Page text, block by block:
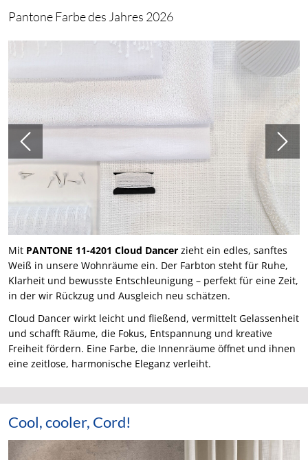
Pantone Farbe des Jahres 2026
Mit PANTONE 11-4201 Cloud Dancer zieht ein edles, sanftes
Weiß in unsere Wohnräume ein. Der Farbton steht für Ruhe,
Klarheit und bewusste Entschleunigung – perfekt für eine Zeit,
in der wir Rückzug und Ausgleich neu schätzen.
Cloud Dancer wirkt leicht und fließend, vermittelt Gelassenheit
und schafft Räume, die Fokus, Entspannung und kreative
Freiheit fördern. Eine Farbe, die Innenräume öffnet und ihnen
eine zeitlose, harmonische Eleganz verleiht.
Cool, cooler, Cord!